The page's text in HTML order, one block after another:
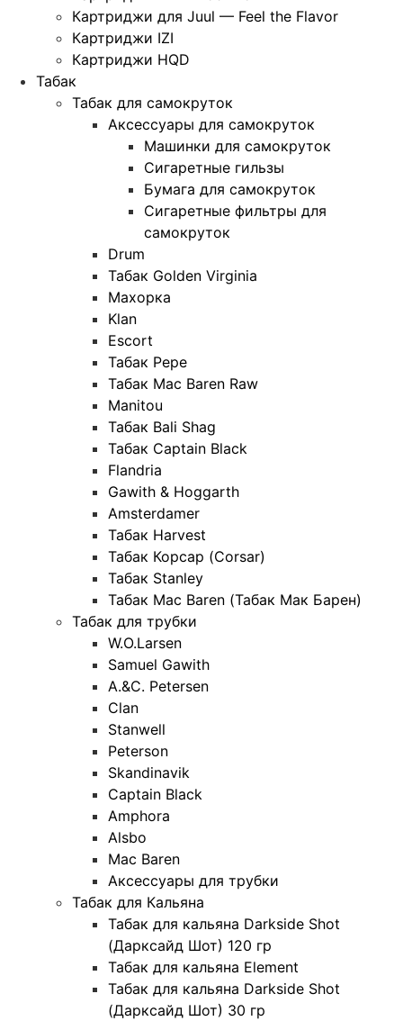
Картриджи для Juul — Feel the Flavor
Картриджи IZI
Картриджи HQD
Табак
Табак для самокруток
Аксессуары для самокруток
Машинки для самокруток
Сигаретные гильзы
Бумага для самокруток
Сигаретные фильтры для
самокруток
Drum
Табак Golden Virginia
Махорка
Klan
Escort
Табак Pepe
Табак Mac Baren Raw
Manitou
Табак Bali Shag
Табак Captain Black
Flandria
Gawith & Hoggarth
Amsterdamer
Табак Harvest
Табак Корсар (Corsar)
Табак Stanley
Табак Mac Baren (Табак Мак Барен)
Табак для трубки
W.O.Larsen
Samuel Gawith
A.&C. Petersen
Clan
Stanwell
Peterson
Skandinavik
Captain Black
Amphora
Alsbo
Mac Baren
Аксессуары для трубки
Табак для Кальяна
Табак для кальяна Darkside Shot
(Дарксайд Шот) 120 гр
Табак для кальяна Element
Табак для кальяна Darkside Shot
(Дарксайд Шот) 30 гр